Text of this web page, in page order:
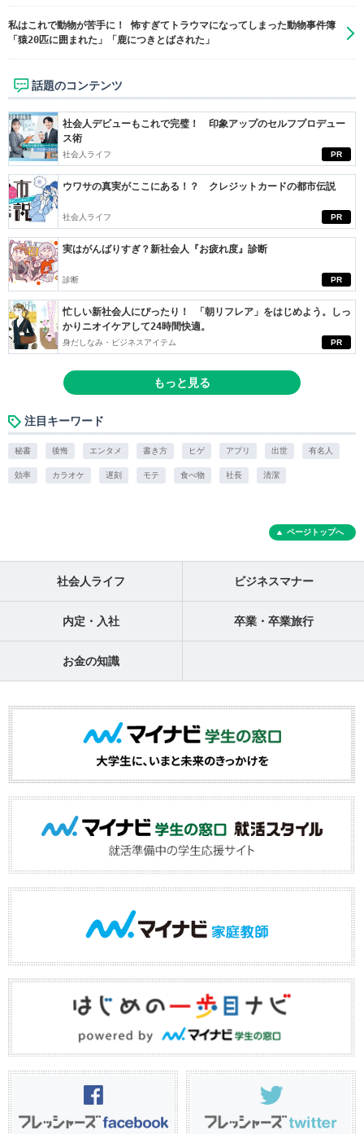
私はこれで動物が苦手に！ 怖すぎてトラウマになってしまった動物事件簿
「猿20匹に囲まれた」「鹿につきとばされた」
話題のコンテンツ
PR
社会人デビューもこれで完璧！ 印象アップのセルフプロデュー
ス術
社会人ライフ
PR
ウワサの真実がここにある！？ クレジットカードの都市伝説
社会人ライフ
PR
実はがんばりすぎ？新社会人『お疲れ度』診断
診断
PR
忙しい新社会人にぴったり！ 「朝リフレア」をはじめよう。しっ
かりニオイケアして24時間快適。
身だしなみ・ビジネスアイテム
もっと見る
注目キーワード
秘書 後悔 エンタメ 書き方 ヒゲ アプリ 出世 有名人
効率 カラオケ 遅刻 モテ 食べ物 社長 清潔
ページトップへ
社会人ライフ ビジネスマナー
内定・入社 卒業・卒業旅行
お金の知識